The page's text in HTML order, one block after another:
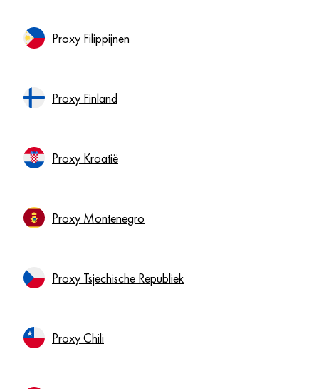
Proxy Filippijnen
Proxy Finland
Proxy Kroatië
Proxy Montenegro
Proxy Tsjechische Republiek
Proxy Chili